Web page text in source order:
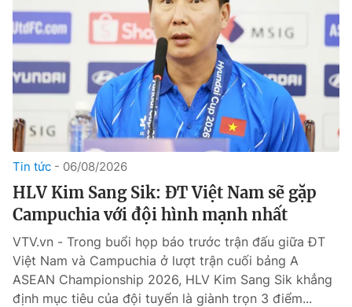
® Cấm sao chép dưới mọi hình thức nếu không có sự chấp
thuận bằng văn bản. Ghi rõ nguồn VTV.vn khi phát hành lại
thông tin từ website này.
Tin tức 06/08/2026
HLV Kim Sang Sik: ĐT Việt Nam sẽ gặp
Campuchia với đội hình mạnh nhất
VTV.vn - Trong buổi họp báo trước trận đấu giữa ĐT
Việt Nam và Campuchia ở lượt trận cuối bảng A
ASEAN Championship 2026, HLV Kim Sang Sik khẳng
định mục tiêu của đội tuyển là giành trọn 3 điểm...